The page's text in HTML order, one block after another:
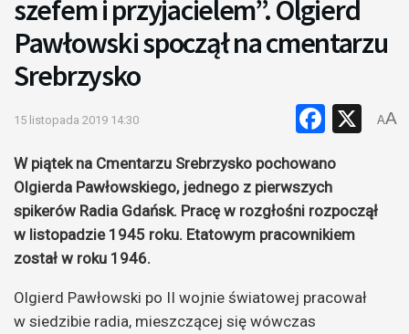
szefem i przyjacielem”. Olgierd
Pawłowski spoczął na cmentarzu
Srebrzysko
15 listopada 2019 14:30 X
AA
W piątek na Cmentarzu Srebrzysko pochowano
Olgierda Pawłowskiego, jednego z pierwszych
spikerów Radia Gdańsk. Pracę w rozgłośni rozpoczął
w listopadzie 1945 roku. Etatowym pracownikiem
został w roku 1946.
Olgierd Pawłowski po II wojnie światowej pracował
w siedzibie radia, mieszczącej się wówczas